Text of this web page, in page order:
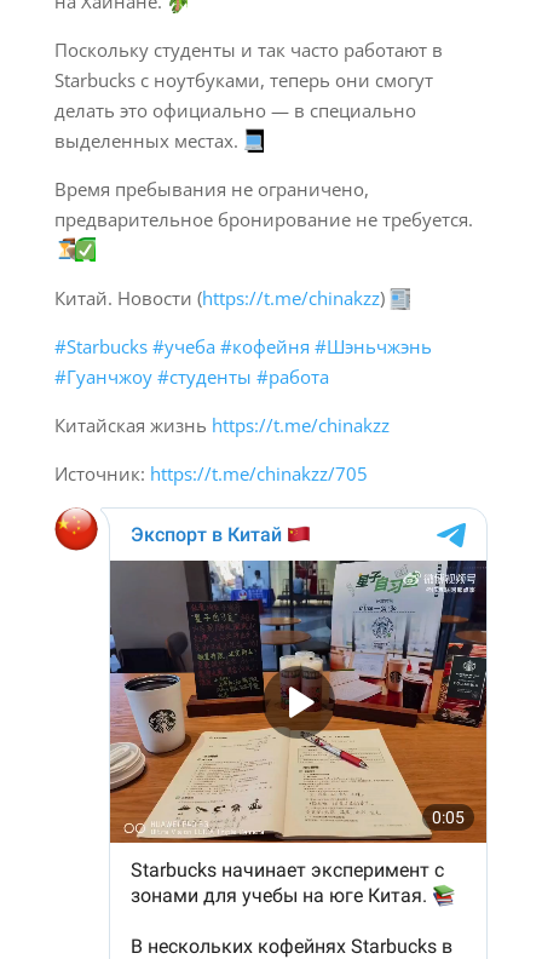
Поскольку студенты и так часто работают в
Starbucks с ноутбуками, теперь они смогут
делать это официально — в специально
выделенных местах.
Время пребывания не ограничено,
предварительное бронирование не требуется.
Китай. Новости (https://t.me/chinakzz)
#Starbucks #учеба #кофейня #Шэньчжэнь
#Гуанчжоу #студенты #работа
Китайская жизнь https://t.me/chinakzz
Источник: https://t.me/chinakzz/705